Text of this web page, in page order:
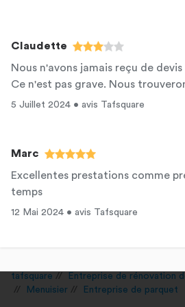
Claudette
Nous n'avons jamais reçu de
Ce n'est pas grave. Nous
5 Juillet 2024 • avis Tafsquare
Marc
Excellentes prestations comme
temps
12 Mai 2024 • avis Tafsquare
tafsquare
Entreprise de rénovation
Menuisier
Entreprise de parquet